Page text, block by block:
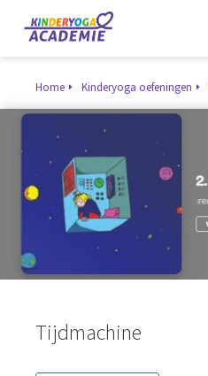
Home Kinderyoga oefeningen
Tijdmachine